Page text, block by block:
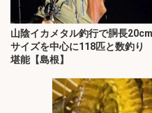
山陰イカメタル釣行で胴長20cm
サイズを中心に118匹と数釣り
堪能【島根】